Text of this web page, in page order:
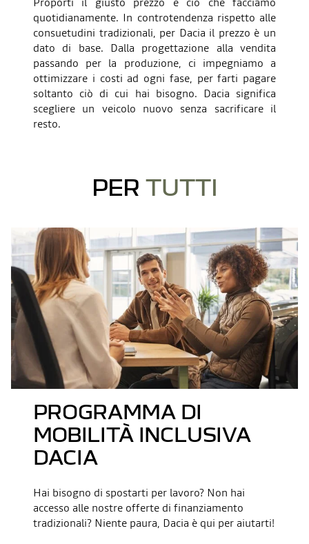
quotidianamente. In controtendenza rispetto alle
consuetudini tradizionali, per Dacia il prezzo è un
dato di base. Dalla progettazione alla vendita
passando per la produzione, ci impegniamo a
ottimizzare i costi ad ogni fase, per farti pagare
soltanto ciò di cui hai bisogno. Dacia significa
scegliere un veicolo nuovo senza sacrificare il
resto.
PER TUTTI
PROGRAMMA DI
MOBILITÀ INCLUSIVA
DACIA
Hai bisogno di spostarti per lavoro? Non hai
accesso alle nostre offerte di finanziamento
tradizionali? Niente paura, Dacia è qui per aiutarti!